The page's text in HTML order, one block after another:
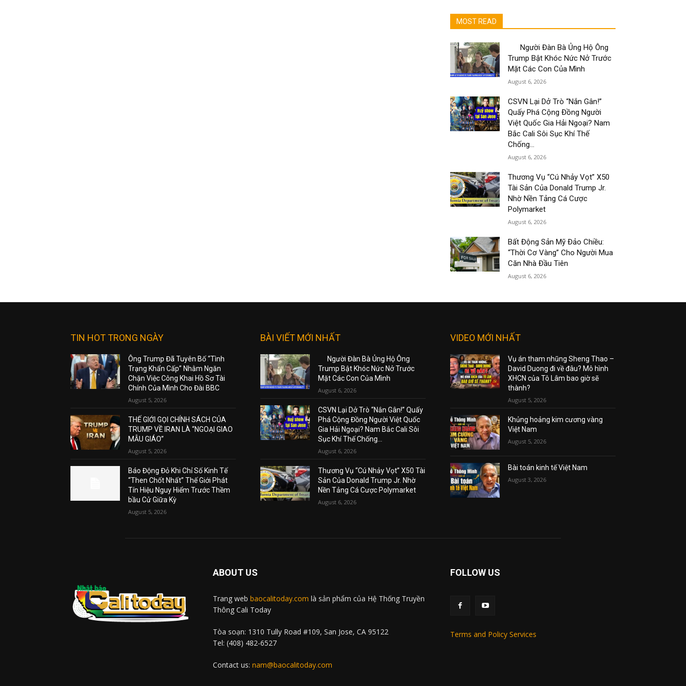
MOST READ
Người Đàn Bà Ủng Hộ Ông
Trump Bật Khóc Nức Nở Trước
Mặt Các Con Của Mình
August 6, 2026
CSVN Lại Dở Trò “Nắn Gân!”
Quấy Phá Cộng Đồng Người
Việt Quốc Gia Hải Ngoại? Nam
Bắc Cali Sôi Sục Khí Thế
Chống...
August 6, 2026
Thương Vụ “Cú Nhảy Vọt” X50
Tài Sản Của Donald Trump Jr.
Nhờ Nền Tảng Cá Cược
Polymarket
August 6, 2026
Bất Động Sản Mỹ Đảo Chiều:
“Thời Cơ Vàng” Cho Người Mua
Căn Nhà Đầu Tiên
August 6, 2026
TIN HOT TRONG NGÀY
Ông Trump Đã Tuyên Bố “Tình
Trạng Khẩn Cấp” Nhằm Ngăn
Chặn Việc Công Khai Hồ Sơ Tài
Chính Của Mình Cho Đài BBC
August 5, 2026
THẾ GIỚI GỌI CHÍNH SÁCH CỦA
TRUMP VỀ IRAN LÀ “NGOẠI GIAO
MẪU GIÁO”
August 5, 2026
Báo Động Đỏ Khi Chỉ Số Kinh Tế
“Then Chốt Nhất” Thế Giới Phát
Tín Hiệu Nguy Hiểm Trước Thềm
bầu Cử Giữa Kỳ
August 5, 2026
BÀI VIẾT MỚI NHẤT
Người Đàn Bà Ủng Hộ Ông
Trump Bật Khóc Nức Nở Trước
Mặt Các Con Của Mình
August 6, 2026
CSVN Lại Dở Trò “Nắn Gân!” Quấy
Phá Cộng Đồng Người Việt Quốc
Gia Hải Ngoại? Nam Bắc Cali Sôi
Sục Khí Thế Chống...
August 6, 2026
Thương Vụ “Cú Nhảy Vọt” X50 Tài
Sản Của Donald Trump Jr. Nhờ
Nền Tảng Cá Cược Polymarket
August 6, 2026
VIDEO MỚI NHẤT
Vụ án tham nhũng Sheng Thao –
David Duong đi về đâu? Mô hình
XHCN của Tô Lâm bao giờ sẽ
thành?
August 5, 2026
Khủng hoảng kim cương vàng
Việt Nam
August 5, 2026
Bài toán kinh tế Việt Nam
August 3, 2026
ABOUT US
Trang web baocalitoday.com là sản phẩm của Hệ Thống Truyền
Thông Cali Today
Tòa soạn: 1310 Tully Road #109, San Jose, CA 95122
Tel: (408) 482-6527
Contact us: nam@baocalitoday.com
FOLLOW US
Terms and Policy Services